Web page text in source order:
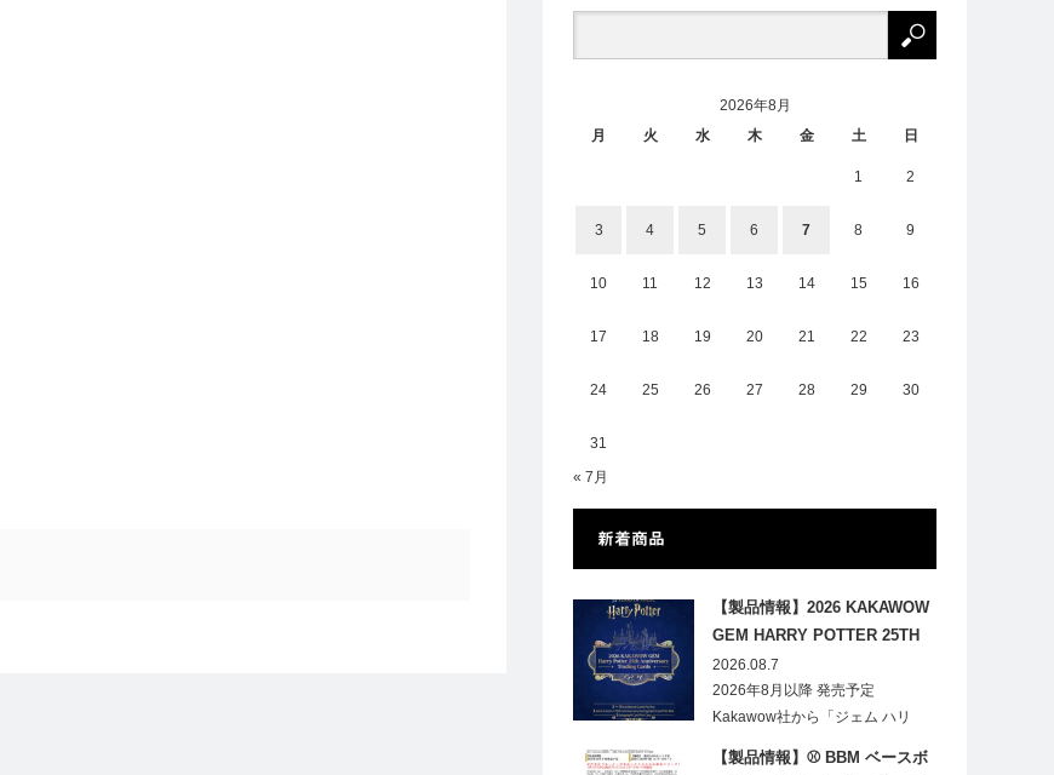
2026年8月
月
火 水 木 金 土 日
1 2
3 4 5 6 7 8 9
10 11 12 13 14 15 16
17 18 19 20 21 22 23
24 25 26 27 28 29 30
31
« 7月
新着商品
【製品情報】2026 KAKAWOW
GEM HARRY POTTER 25TH
ANNIVERSARY TRADING
CARDS HOBBY
2026.08.7
2026年8月以降 発売予定
Kakawow社から「ジェム ハリ
【製品情報】⚾ BBM ベースボ